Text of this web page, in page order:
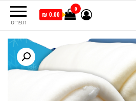
תפריט
0
0.00 ₪